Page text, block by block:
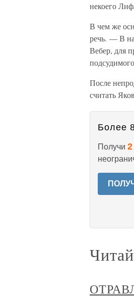
некоего
В чем же
речь. — В
Вебер, для
После
считать
Более
Получи